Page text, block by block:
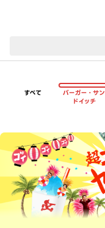
すべて
バーガー・サン
ドイッチ
超ゴイゴイヤスー夏祭